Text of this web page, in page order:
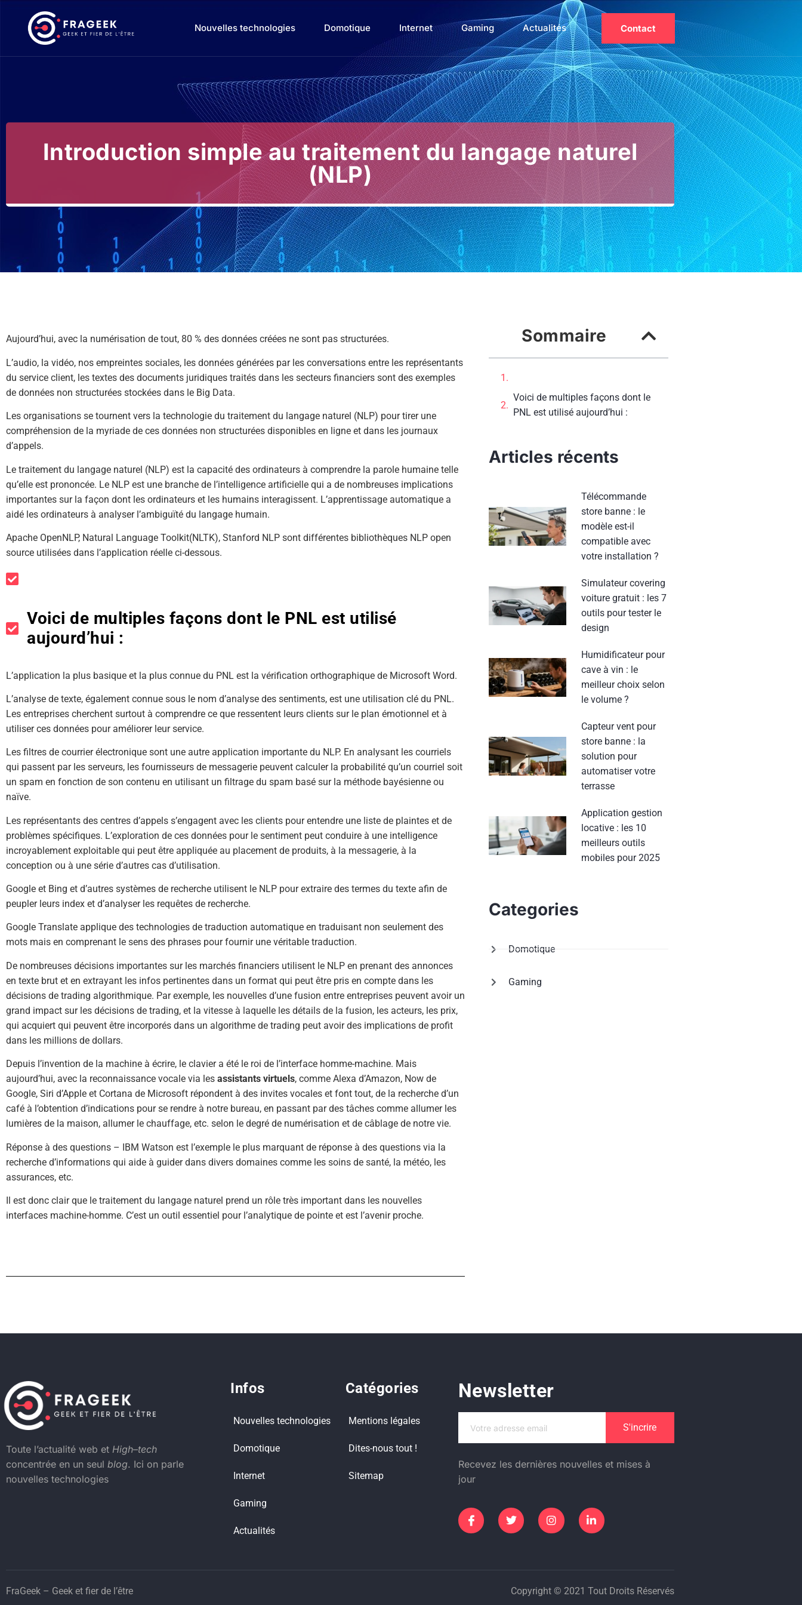
Nouvelles technologies Domotique Internet Gaming Actualités Contact
Introduction simple au traitement du langage naturel
(NLP)
Aujourd’hui, avec la numérisation de tout, 80 % des données créées ne sont pas structurées.
L’audio, la vidéo, nos empreintes sociales, les données générées par les conversations entre les représentants
du service client, les textes des documents juridiques traités dans les secteurs financiers sont des exemples
de données non structurées stockées dans le Big Data.
Les organisations se tournent vers la technologie du traitement du langage naturel (NLP) pour tirer une
compréhension de la myriade de ces données non structurées disponibles en ligne et dans les journaux
d’appels.
Le traitement du langage naturel (NLP) est la capacité des ordinateurs à comprendre la parole humaine telle
qu’elle est prononcée. Le NLP est une branche de l’intelligence artificielle qui a de nombreuses implications
importantes sur la façon dont les ordinateurs et les humains interagissent. L’apprentissage automatique a
aidé les ordinateurs à analyser l’ambiguïté du langage humain.
Apache OpenNLP, Natural Language Toolkit(NLTK), Stanford NLP sont différentes bibliothèques NLP open
source utilisées dans l’application réelle ci-dessous.
Voici de multiples façons dont le PNL est utilisé
aujourd’hui :
L’application la plus basique et la plus connue du PNL est la vérification orthographique de Microsoft Word.
L’analyse de texte, également connue sous le nom d’analyse des sentiments, est une utilisation clé du PNL.
Les entreprises cherchent surtout à comprendre ce que ressentent leurs clients sur le plan émotionnel et à
utiliser ces données pour améliorer leur service.
Les filtres de courrier électronique sont une autre application importante du NLP. En analysant les courriels
qui passent par les serveurs, les fournisseurs de messagerie peuvent calculer la probabilité qu’un courriel soit
un spam en fonction de son contenu en utilisant un filtrage du spam basé sur la méthode bayésienne ou
naïve.
Les représentants des centres d’appels s’engagent avec les clients pour entendre une liste de plaintes et de
problèmes spécifiques. L’exploration de ces données pour le sentiment peut conduire à une intelligence
incroyablement exploitable qui peut être appliquée au placement de produits, à la messagerie, à la
conception ou à une série d’autres cas d’utilisation.
Google et Bing et d’autres systèmes de recherche utilisent le NLP pour extraire des termes du texte afin de
peupler leurs index et d’analyser les requêtes de recherche.
Google Translate applique des technologies de traduction automatique en traduisant non seulement des
mots mais en comprenant le sens des phrases pour fournir une véritable traduction.
De nombreuses décisions importantes sur les marchés financiers utilisent le NLP en prenant des annonces
en texte brut et en extrayant les infos pertinentes dans un format qui peut être pris en compte dans les
décisions de trading algorithmique. Par exemple, les nouvelles d’une fusion entre entreprises peuvent avoir un
grand impact sur les décisions de trading, et la vitesse à laquelle les détails de la fusion, les acteurs, les prix,
qui acquiert qui peuvent être incorporés dans un algorithme de trading peut avoir des implications de profit
dans les millions de dollars.
Depuis l’invention de la machine à écrire, le clavier a été le roi de l’interface homme-machine. Mais
aujourd’hui, avec la reconnaissance vocale via les assistants virtuels, comme Alexa d’Amazon, Now de
Google, Siri d’Apple et Cortana de Microsoft répondent à des invites vocales et font tout, de la recherche d’un
café à l’obtention d’indications pour se rendre à notre bureau, en passant par des tâches comme allumer les
lumières de la maison, allumer le chauffage, etc. selon le degré de numérisation et de câblage de notre vie.
Réponse à des questions – IBM Watson est l’exemple le plus marquant de réponse à des questions via la
recherche d’informations qui aide à guider dans divers domaines comme les soins de santé, la météo, les
assurances, etc.
Il est donc clair que le traitement du langage naturel prend un rôle très important dans les nouvelles
interfaces machine-homme. C’est un outil essentiel pour l’analytique de pointe et est l’avenir proche.
Sommaire
Voici de multiples façons dont le
PNL est utilisé aujourd’hui :
Articles récents
Télécommande
store banne : le
modèle est-il
compatible avec
votre installation ?
Simulateur covering
voiture gratuit : les 7
outils pour tester le
design
Humidificateur pour
cave à vin : le
meilleur choix selon
le volume ?
Capteur vent pour
store banne : la
solution pour
automatiser votre
terrasse
Application gestion
locative : les 10
meilleurs outils
mobiles pour 2025
Categories
Domotique
Gaming
Toute l’actualité web et High–tech
concentrée en un seul blog. Ici on parle
nouvelles technologies
Infos
Nouvelles technologies
Domotique
Internet
Gaming
Actualités
Catégories
Mentions légales
Dites-nous tout !
Sitemap
Newsletter
S'incrire
Recevez les dernières nouvelles et mises à
jour
FraGeek – Geek et fier de l’être Copyright © 2021 Tout Droits Réservés